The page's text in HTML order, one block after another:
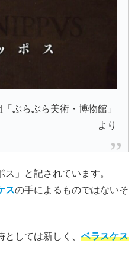
ぶらぶら美術・博物館」
より
」と記されています。
スの手によるものではないそ
としては新しく、 ベラスケス